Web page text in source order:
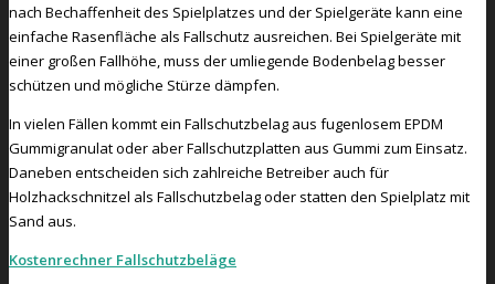
nach Bechaffenheit des Spielplatzes und der Spielgeräte kann eine
einfache Rasenfläche als Fallschutz ausreichen. Bei Spielgeräte mit
einer großen Fallhöhe, muss der umliegende Bodenbelag besser
schützen und mögliche Stürze dämpfen.
In vielen Fällen kommt ein Fallschutzbelag aus fugenlosem EPDM
Gummigranulat oder aber Fallschutzplatten aus Gummi zum Einsatz.
Daneben entscheiden sich zahlreiche Betreiber auch für
Holzhackschnitzel als Fallschutzbelag oder statten den Spielplatz mit
Sand aus.
Kostenrechner Fallschutzbeläge